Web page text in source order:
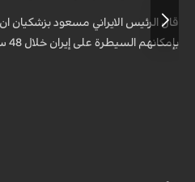
قال الرئيس الايراني مسعود بزشكيان
بإمكانهم السيطرة على إيران خلال 48 ساعة كما فعلوا مع سوريا.